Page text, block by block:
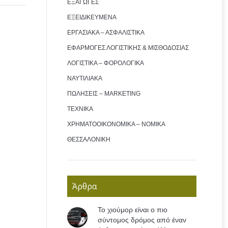
ΕΞΑΓΩΓΕΣ
ΕΞΕΙΔΙΚΕΥΜΕΝΑ
ΕΡΓΑΣΙΑΚΑ – ΑΣΦΑΛΙΣΤΙΚΑ
ΕΦΑΡΜΟΓΕΣ ΛΟΓΙΣΤΙΚΗΣ & ΜΙΣΘΟΔΟΣΙΑΣ
ΛΟΓΙΣΤΙΚΑ – ΦΟΡΟΛΟΓΙΚΑ
ΝΑΥΤΙΛΙΑΚΑ
ΠΩΛΗΣΕΙΣ – MARKETING
ΤΕΧΝΙΚΑ
ΧΡΗΜΑΤΟΟΙΚΟΝΟΜΙΚΑ – ΝΟΜΙΚΑ
ΘΕΣΣΑΛΟΝΙΚΗ
Άρθρα
Το χιούμορ είναι ο πιο
σύντομος δρόμος από έναν